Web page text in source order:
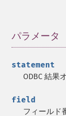
パラメータ
statement
ODBC 結果
field
フィールド